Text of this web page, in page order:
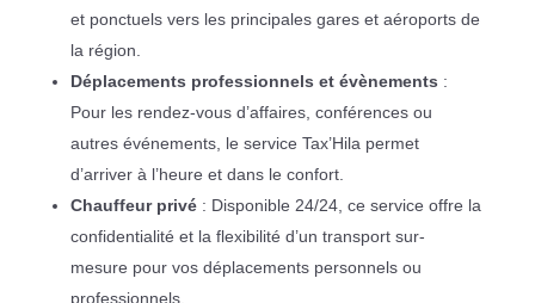
et ponctuels vers les principales gares et aéroports de
la région.
Déplacements professionnels et évènements :
Pour les rendez-vous d’affaires, conférences ou
autres événements, le service Tax’Hila permet
d’arriver à l’heure et dans le confort.
Chauffeur privé: Disponible 24/24, ce service offre la
confidentialité et la flexibilité d’un transport sur-
mesure pour vos déplacements personnels ou
professionnels.